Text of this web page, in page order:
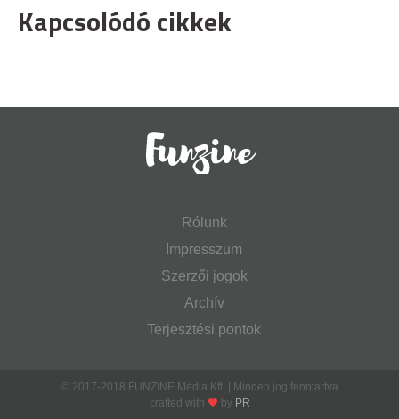
Kapcsolódó cikkek
Rólunk
Impresszum
Szerzői jogok
Archív
Terjesztési pontok
© 2017-2018 FUNZINE Média Kft. | Minden jog fenntartva
crafted with
by PR